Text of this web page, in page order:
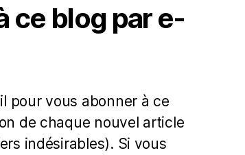
ce blog par e-
pour vous abonner à ce
de chaque nouvel article
indésirables). Si vous